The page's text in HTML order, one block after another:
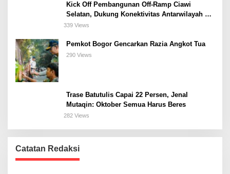
Kick Off Pembangunan Off-Ramp Ciawi
Selatan, Dukung Konektivitas Antarwilayah di
Bogor Selatan
339 Views
Pemkot Bogor Gencarkan Razia Angkot Tua
290 Views
Trase Batutulis Capai 22 Persen, Jenal
Mutaqin: Oktober Semua Harus Beres
282 Views
Catatan Redaksi